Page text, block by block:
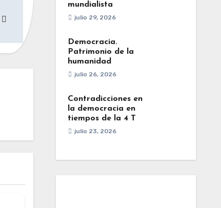
mundialista
julio 29, 2026
Democracia.
Patrimonio de la
humanidad
julio 26, 2026
Contradicciones en
la democracia en
tiempos de la 4 T
julio 23, 2026